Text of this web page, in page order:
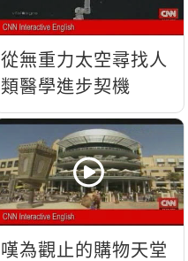
從無重力太空尋找人
類醫學進步契機
嘆為觀止的購物天堂